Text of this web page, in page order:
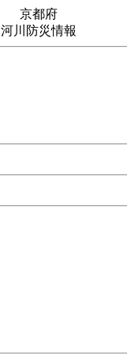
京都府
河川防災情報